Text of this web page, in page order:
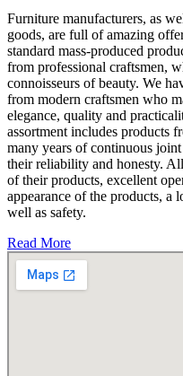
Furniture manufacturers, as
goods, are full of amazing
standard mass-produced
from professional craftsmen,
connoisseurs of beauty. We
from modern craftsmen who
elegance, quality and
assortment includes products
many years of continuous
their reliability and honesty.
of their products, excellent
appearance of the products, a
well as safety.
Read More